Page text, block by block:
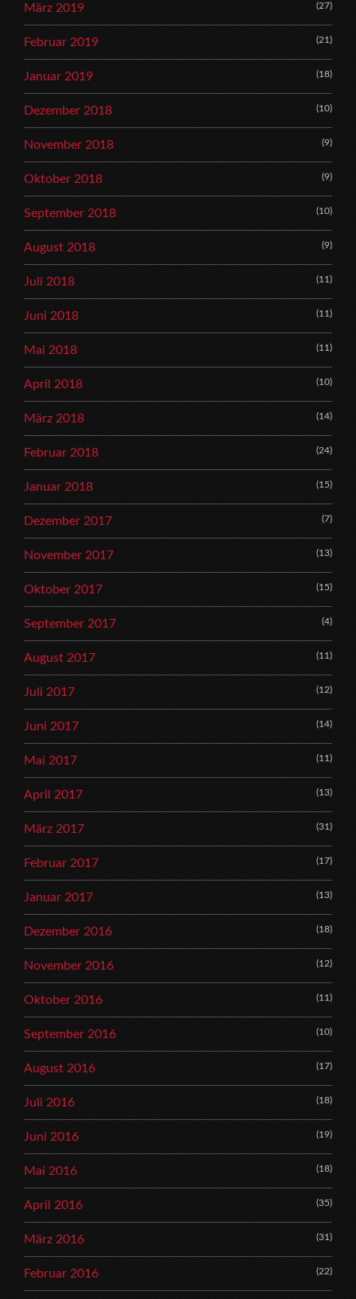
März 2019 (27)
Februar 2019 (21)
Januar 2019 (18)
Dezember 2018 (10)
November 2018 (9)
Oktober 2018 (9)
September 2018 (10)
August 2018 (9)
Juli 2018 (11)
Juni 2018 (11)
Mai 2018 (11)
April 2018 (10)
März 2018 (14)
Februar 2018 (24)
Januar 2018 (15)
Dezember 2017 (7)
November 2017 (13)
Oktober 2017 (15)
September 2017 (4)
August 2017 (11)
Juli 2017 (12)
Juni 2017 (14)
Mai 2017 (11)
April 2017 (13)
März 2017 (31)
Februar 2017 (17)
Januar 2017 (13)
Dezember 2016 (18)
November 2016 (12)
Oktober 2016 (11)
September 2016 (10)
August 2016 (17)
Juli 2016 (18)
Juni 2016 (19)
Mai 2016 (18)
April 2016 (35)
März 2016 (31)
Februar 2016 (22)